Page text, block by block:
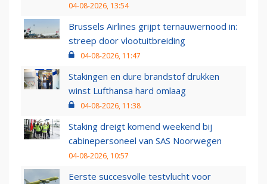
04-08-2026, 13:54
Brussels Airlines grijpt ternauwernood in:
streep door vlootuitbreiding
04-08-2026, 11:47
Stakingen en dure brandstof drukken
winst Lufthansa hard omlaag
04-08-2026, 11:38
Staking dreigt komend weekend bij
cabinepersoneel van SAS Noorwegen
04-08-2026, 10:57
Eerste succesvolle testvlucht voor